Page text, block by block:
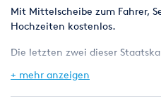
Mit Mittelscheibe zum Fahrer,
Hochzeiten kostenlos.
Die letzten zwei dieser
Staatsakte und Hochzeiten,
+ mehr anzeigen